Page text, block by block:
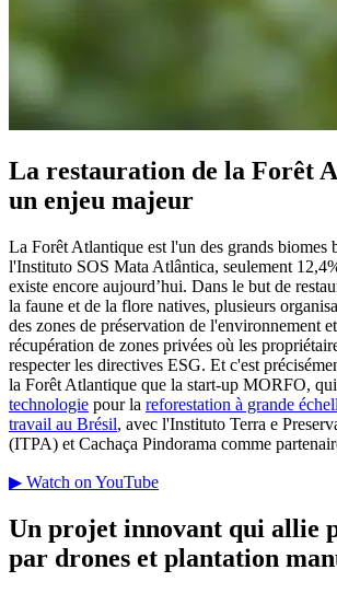
La restauration de la Forêt
un enjeu majeur
La Forêt Atlantique est l'un des grands biomes
l'Instituto SOS Mata Atlântica, seulement
existe encore aujourd’hui. Dans le but de
la faune et de la flore natives, plusieurs
des zones de préservation de l'environnement
récupération de zones privées où les
respecter les directives ESG. Et c'est
la Forêt Atlantique que la start-up MORFO,
technologie pour la reforestation à grande
travail au Brésil, avec l'Instituto Terra e
(ITPA) et Cachaça Pindorama comme
▶ Watch on YouTube
Un projet innovant qui allie
par drones et plantation